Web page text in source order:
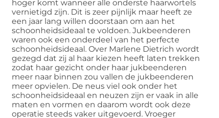
hoger komt wanneer alle onderste haarwortels
vernietigd zijn. Dit is zeer pijnlijk maar heeft ze
een jaar lang willen doorstaan om aan het
schoonheidsideaal te voldoen. Jukbeenderen
waren ook een onderdeel van het perfecte
schoonheidsideaal. Over Marlene Dietrich wordt
gezegd dat zij al haar kiezen heeft laten trekken
zodat haar gezicht onder haar jukbeenderen
meer naar binnen zou vallen de jukbeenderen
meer opvielen. De neus viel ook onder het
schoonheidsideaal en neuzen zijn er vaak in alle
maten en vormen en daarom wordt ook deze
operatie steeds vaker uitgevoerd. Vroeger